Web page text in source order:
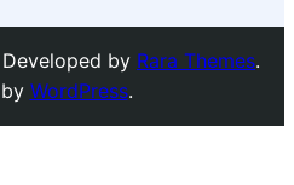
by Rara Themes.
WordPress.